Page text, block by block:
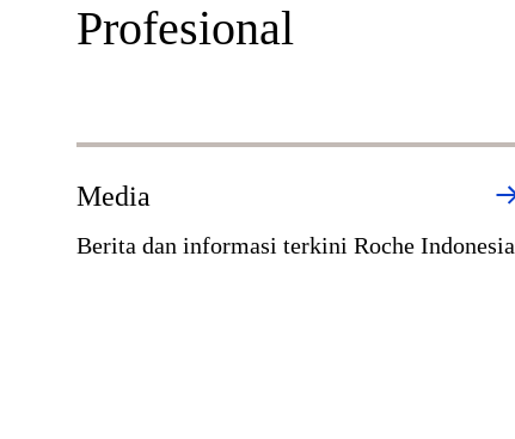
Profesional
Media
Berita dan informasi terkini Roche Indonesia